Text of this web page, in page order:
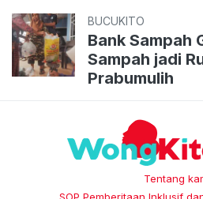
BUCUKITO
Bank Sampah
Sampah jadi
Prabumulih
Tentang